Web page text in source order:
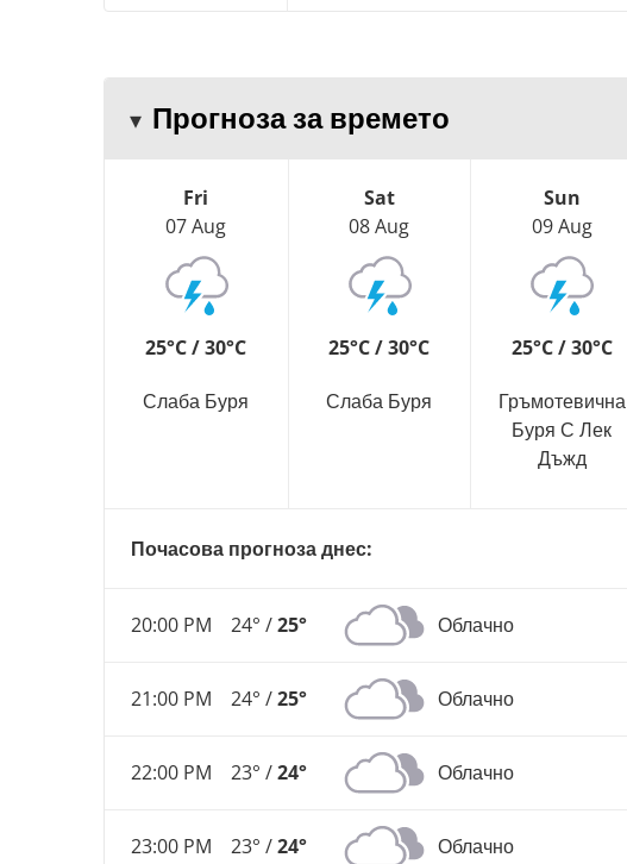
Прогноза за времето
Fri
07 Aug
25°C / 30°C
Слаба Буря
Sat
08 Aug
25°C / 30°C
Слаба Буря
Sun
09 Aug
25°C / 30°C
Гръмотевична
Буря С Лек
Дъжд
Почасова прогноза днес:
20:00 PM 24° /25° Облачно
21:00 PM 24° /25° Облачно
22:00 PM 23° /24° Облачно
23:00 PM 23° /24° Облачно